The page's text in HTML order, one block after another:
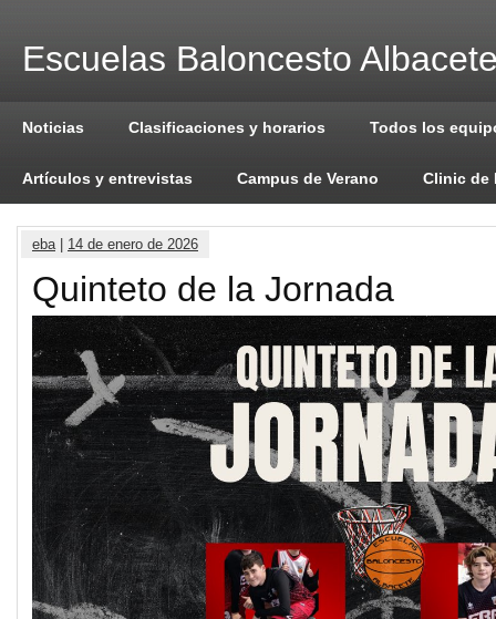
Escuelas Baloncesto
Noticias Clasificaciones y horarios Todos los
Artículos y entrevistas Campus de Verano Clinic de
eba| 14 de enero de 2026
Quinteto de la Jornada